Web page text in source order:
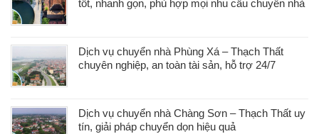
tốt, nhanh gọn, phù hợp mọi nhu cầu chuyển nhà
Dịch vụ chuyển nhà Phùng Xá – Thạch Thất
chuyên nghiệp, an toàn tài sản, hỗ trợ 24/7
Dịch vụ chuyển nhà Chàng Sơn – Thạch Thất uy
tín, giải pháp chuyển dọn hiệu quả